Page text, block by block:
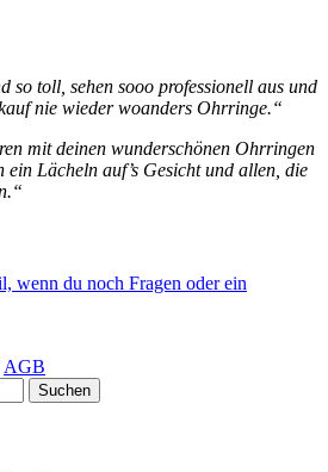
so toll, sehen sooo professionell aus und
nie wieder woanders Ohrringe.“
mit deinen wunderschönen Ohrringen
ein Lächeln auf’s Gesicht und allen, die
wenn du noch Fragen oder ein
AGB
Suchen